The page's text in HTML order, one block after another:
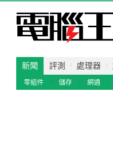
新聞 評測 處理器
零組件 儲存 網通